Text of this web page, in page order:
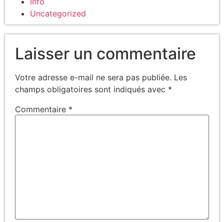
Uncategorized
Laisser un commentaire
Votre adresse e-mail ne sera pas publiée. Les
champs obligatoires sont indiqués avec *
Commentaire *